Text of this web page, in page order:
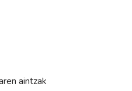
aintzak